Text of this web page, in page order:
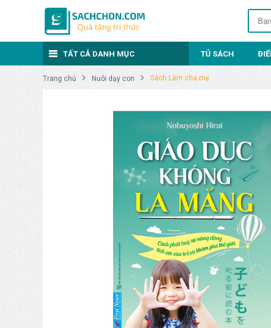
TẤT CẢ DANH MỤC TỦ SÁCH
Trang chủ Nuôi dạy con Sách Làm cha mẹ